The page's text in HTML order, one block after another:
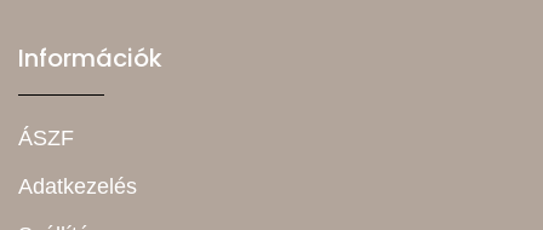
Információk
ÁSZF
Adatkezelés